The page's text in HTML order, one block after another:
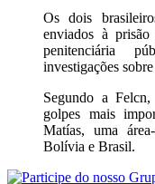
Os dois
enviados à
penitenciária
investigações
Segundo a
golpes mais
Matías, uma
Bolívia e Brasil.